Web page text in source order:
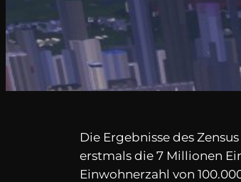
Die Ergebnisse des
erstmals die 7 Millionen
Einwohnerzahl von